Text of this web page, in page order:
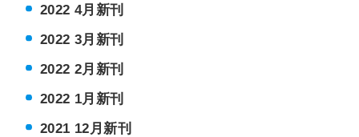
2022 4月新刊
2022 3月新刊
2022 2月新刊
2022 1月新刊
2021 12月新刊